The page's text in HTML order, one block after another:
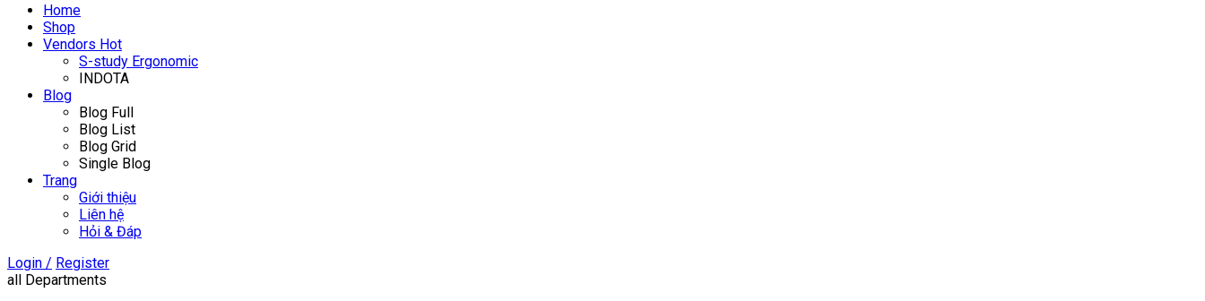
Home
Shop
Vendors Hot
S-study Ergonomic
INDOTA
Blog
Blog Full
Blog List
Blog Grid
Single Blog
Trang
Giới thiệu
Liên hệ
Hỏi & Đáp
Login / Register
all Departments